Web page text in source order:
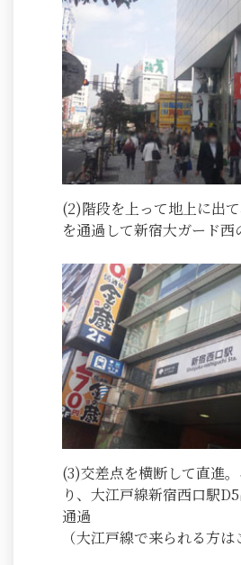
(2)階段を上って地上に出
を通過して新宿大ガード西
(3)交差点を横断して直進
り、大江戸線新宿西口駅
通過
（大江戸線で来られる方は